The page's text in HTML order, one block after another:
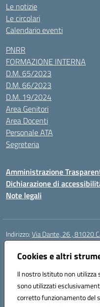
Cookies e altri
Il nostro Istituto non
sono utilizzati
corretto funzionamento del
Le notizie
Le circolari
Calendario eventi
PNRR
FORMAZIONE INTERNA
D.M. 65/2023
D.M. 66/2023
D.M. 19/2024
Area Genitori
Area Docenti
Personale ATA
Segreteria
Amministrazione
Dichiarazione di
Note legali
Indirizzo:Via Dante, 26 , 81020
Centralino:
Posta elettronica certificata
Codice fiscale: 80103200616
Codice meccanografico:
Codice Indice delle Pubbliche
Codice unico di fatturazione